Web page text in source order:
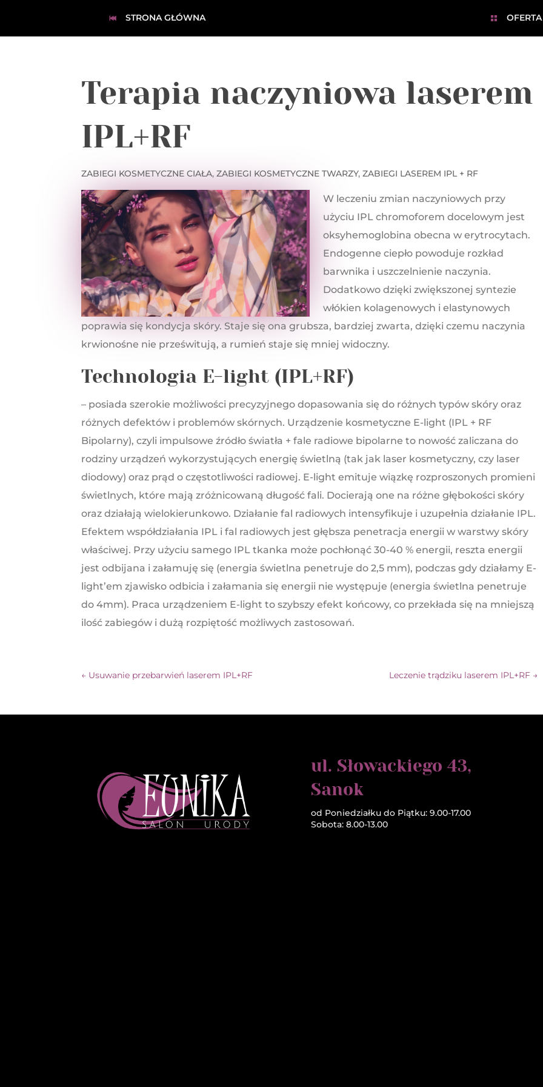
STRONA GŁÓWNA OFERTA
Terapia naczyniowa laserem
IPL+RF
ZABIEGI KOSMETYCZNE CIAŁA,ZABIEGI KOSMETYCZNE TWARZY,ZABIEGI LASEREM IPL + RF
W leczeniu zmian naczyniowych przy
użyciu IPL chromoforem docelowym jest
oksyhemoglobina obecna w erytrocytach.
Endogenne ciepło powoduje rozkład
barwnika i uszczelnienie naczynia.
Dodatkowo dzięki zwiększonej syntezie
włókien kolagenowych i elastynowych
poprawia się kondycja skóry. Staje się ona grubsza, bardziej zwarta, dzięki czemu naczynia
krwionośne nie prześwitują, a rumień staje się mniej widoczny.
Technologia E-light (IPL+RF)
– posiada szerokie możliwości precyzyjnego dopasowania się do różnych typów skóry oraz
różnych defektów i problemów skórnych. Urządzenie kosmetyczne E-light (IPL + RF
Bipolarny), czyli impulsowe źródło światła + fale radiowe bipolarne to nowość zaliczana do
rodziny urządzeń wykorzystujących energię świetlną (tak jak laser kosmetyczny, czy laser
diodowy) oraz prąd o częstotliwości radiowej. E-light emituje wiązkę rozproszonych promieni
świetlnych, które mają zróżnicowaną długość fali. Docierają one na różne głębokości skóry
oraz działają wielokierunkowo. Działanie fal radiowych intensyfikuje i uzupełnia działanie IPL.
Efektem współdziałania IPL i fal radiowych jest głębsza penetracja energii w warstwy skóry
właściwej. Przy użyciu samego IPL tkanka może pochłonąć 30-40 % energii, reszta energii
jest odbijana i załamuję się (energia świetlna penetruje do 2,5 mm), podczas gdy działamy E-
light’em zjawisko odbicia i załamania się energii nie występuje (energia świetlna penetruje
do 4mm). Praca urządzeniem E-light to szybszy efekt końcowy, co przekłada się na mniejszą
ilość zabiegów i dużą rozpiętość możliwych zastosowań.
← Usuwanie przebarwień laserem IPL+RF Leczenie trądziku laserem IPL+RF →
ul. Słowackiego 43,
Sanok
od Poniedziałku do Piątku: 9.00-17.00
Sobota: 8.00-13.00